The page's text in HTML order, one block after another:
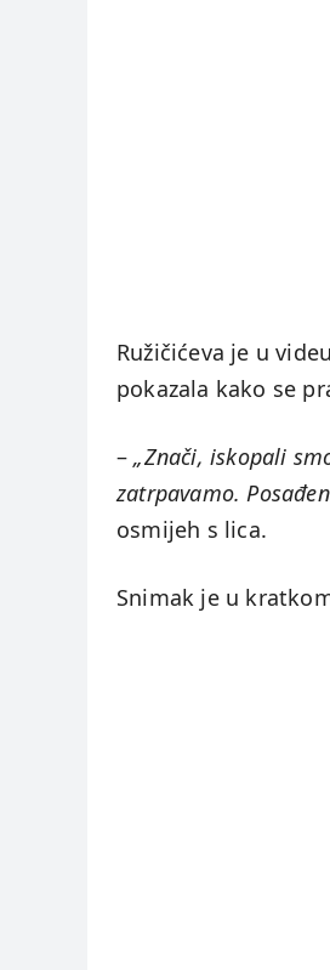
Ružičićeva je u
pokazala kako se
–„Znači, iskopali
zatrpavamo.
osmijeh s lica.
Snimak je u